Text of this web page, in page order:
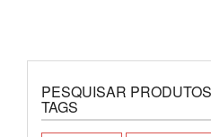
PESQUISAR
TAGS